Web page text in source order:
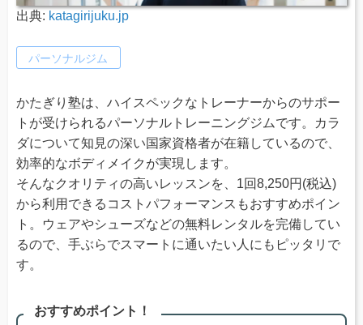
出典: katagirijuku.jp
パーソナルジム
かたぎり塾は、ハイスペックなトレーナーからのサポー
トが受けられるパーソナルトレーニングジムです。カラ
ダについて知見の深い国家資格者が在籍しているので、
効率的なボディメイクが実現します。
そんなクオリティの高いレッスンを、1回8,250円(税込)
から利用できるコストパフォーマンスもおすすめポイン
ト。ウェアやシューズなどの無料レンタルを完備してい
るので、手ぶらでスマートに通いたい人にもピッタリで
す。
おすすめポイント！